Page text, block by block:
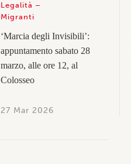
Legalità
Migranti
‘Marcia degli Invisibili’:
appuntamento sabato 28
marzo, alle ore 12, al
Colosseo
27 Mar 2026